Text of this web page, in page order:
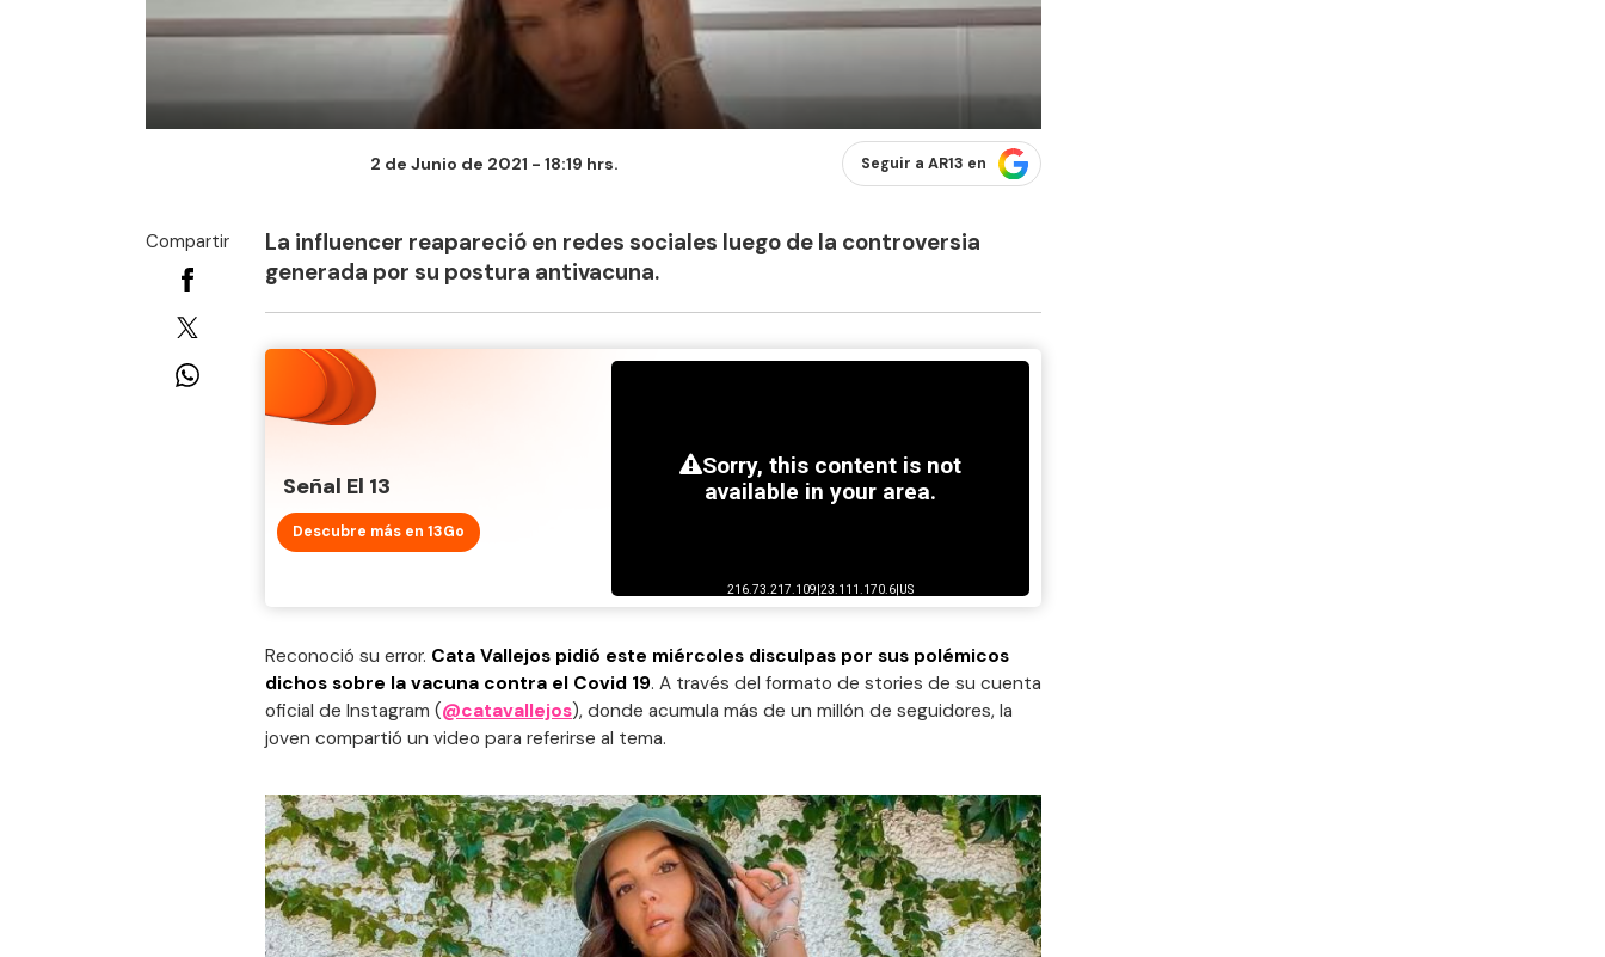
2 de Junio de 2021 - 18:19 hrs. Seguir a AR13 en
Compartir
La influencer reapareció en redes sociales luego de la controversia
generada por su postura antivacuna.
Señal El 13
Descubre más en 13Go
Reconoció su error. Cata Vallejos pidió este miércoles disculpas por sus polémicos
dichos sobre la vacuna contra el Covid 19. A través del formato de stories de su cuenta
oficial de Instagram (@catavallejos), donde acumula más de un millón de seguidores, la
joven compartió un video para referirse al tema.